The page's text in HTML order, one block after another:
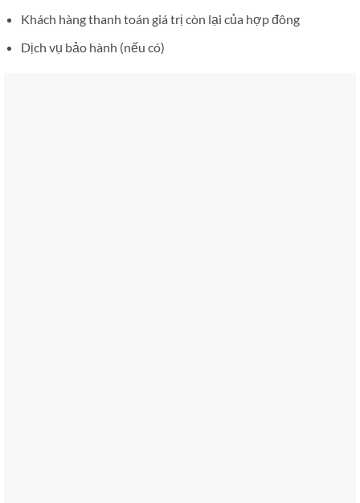
Khách hàng thanh toán giá trị còn lại của hợp đông
Dịch vụ bảo hành (nếu có)